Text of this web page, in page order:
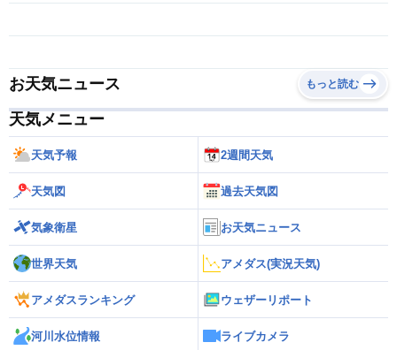
お天気ニュース もっと読む
天気メニュー
天気予報 2週間天気
天気図 過去天気図
気象衛星 お天気ニュース
世界天気 アメダス(実況天気)
アメダスランキング ウェザーリポート
河川水位情報 ライブカメラ